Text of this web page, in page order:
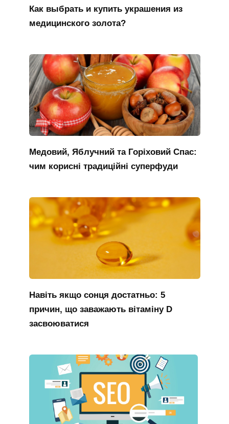
Как выбрать и купить украшения из
медицинского золота?
Медовий, Яблучний та Горіховий Спас:
чим корисні традиційні суперфуди
Навіть якщо сонця достатньо: 5
причин, що заважають вітаміну D
засвоюватися